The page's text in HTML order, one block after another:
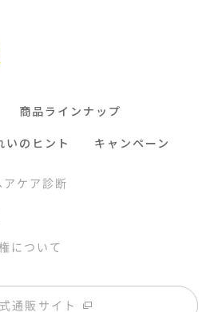
商品ラインナップ
いのヒント キャンペーン
アケア診断
について
通販サイト